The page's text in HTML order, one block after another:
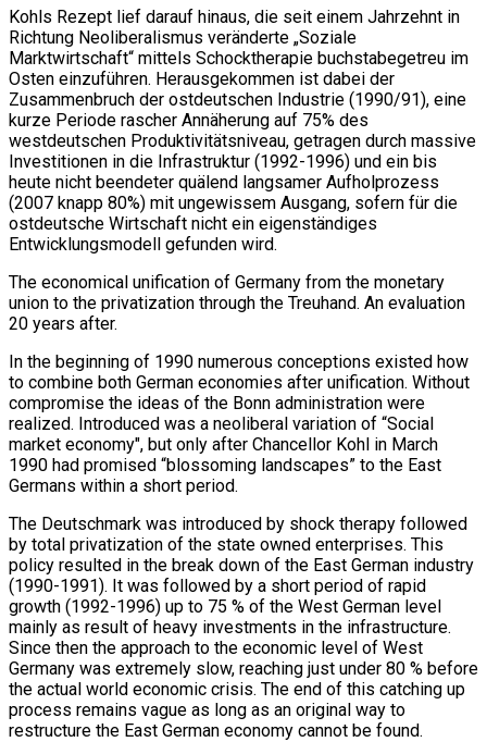
Kohls Rezept lief darauf hinaus, die seit einem Jahrzehnt in
Richtung Neoliberalismus veränderte „Soziale
Marktwirtschaft“ mittels Schocktherapie buchstabegetreu im
Osten einzuführen. Herausgekommen ist dabei der
Zusammenbruch der ostdeutschen Industrie (1990/91), eine
kurze Periode rascher Annäherung auf 75% des
westdeutschen Produktivitätsniveau, getragen durch massive
Investitionen in die Infrastruktur (1992-1996) und ein bis
heute nicht beendeter quälend langsamer Aufholprozess
(2007 knapp 80%) mit ungewissem Ausgang, sofern für die
ostdeutsche Wirtschaft nicht ein eigenständiges
Entwicklungsmodell gefunden wird.
The economical unification of Germany from the monetary
union to the privatization through the Treuhand. An evaluation
20 years after.
In the beginning of 1990 numerous conceptions existed how
to combine both German economies after unification. Without
compromise the ideas of the Bonn administration were
realized. Introduced was a neoliberal variation of “Social
market economy", but only after Chancellor Kohl in March
1990 had promised “blossoming landscapes” to the East
Germans within a short period.
The Deutschmark was introduced by shock therapy followed
by total privatization of the state owned enterprises. This
policy resulted in the break down of the East German industry
(1990-1991). It was followed by a short period of rapid
growth (1992-1996) up to 75 % of the West German level
mainly as result of heavy investments in the infrastructure.
Since then the approach to the economic level of West
Germany was extremely slow, reaching just under 80 % before
the actual world economic crisis. The end of this catching up
process remains vague as long as an original way to
restructure the East German economy cannot be found.